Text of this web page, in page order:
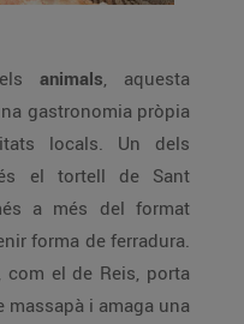
animals, aquesta
gastronomia pròpia
locals. Un dels
el tortell de Sant
a més del format
forma de ferradura.
el de Reis, porta
i amaga una